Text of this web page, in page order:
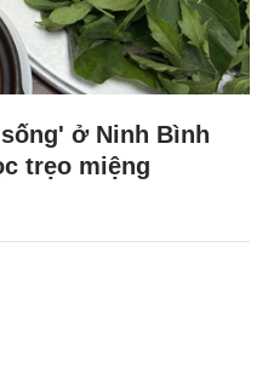
ở Ninh Bình
trẹo miệng